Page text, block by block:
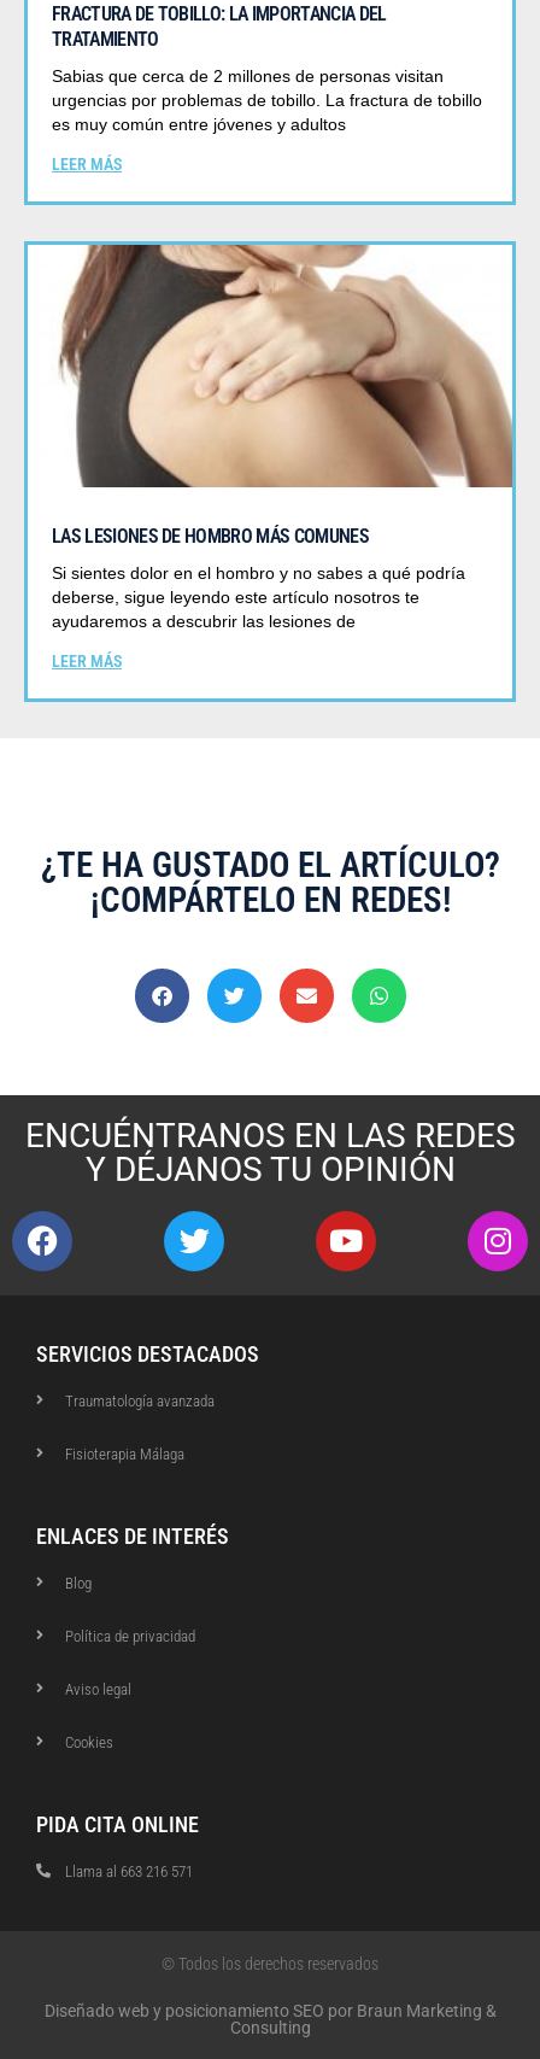
FRACTURA DE TOBILLO: LA IMPORTANCIA DEL
TRATAMIENTO
Sabias que cerca de 2 millones de personas visitan
urgencias por problemas de tobillo. La fractura de tobillo
es muy común entre jóvenes y adultos
LEER MÁS
LAS LESIONES DE HOMBRO MÁS COMUNES
Si sientes dolor en el hombro y no sabes a qué podría
deberse, sigue leyendo este artículo nosotros te
ayudaremos a descubrir las lesiones de
LEER MÁS
¿TE HA GUSTADO EL ARTÍCULO?
¡COMPÁRTELO EN REDES!
ENCUÉNTRANOS EN LAS REDES
Y DÉJANOS TU OPINIÓN
SERVICIOS DESTACADOS
Traumatología avanzada
Fisioterapia Málaga
ENLACES DE INTERÉS
Blog
Política de privacidad
Aviso legal
Cookies
PIDA CITA ONLINE
Llama al 663 216 571
© Todos los derechos reservados
Diseñado web y posicionamiento SEO por Braun Marketing &
Consulting